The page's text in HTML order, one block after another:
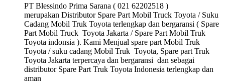
PT Blessindo Prima Sarana ( 021 62202518 )
merupakan Distributor Spare Part Mobil Truck Toyota / Suku
Cadang Mobil Truk Toyota terlengkap dan bergaransi ( Spare
Part Mobil Truck Toyota Jakarta / Spare Part Mobil Truk
Toyota indonsia ). Kami Menjual spare part Mobil Truk
Toyota / suku cadang Mobil Truk Toyota, Spare part Truk
Toyota Jakarta terpercaya dan bergaransi dan sebagai
distributor Spare Part Truk Toyota Indonesia terlengkap dan
aman